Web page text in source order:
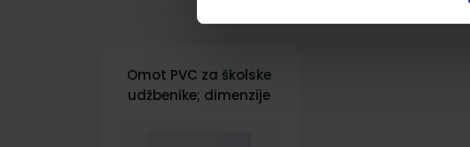
Omot PVC za školske
udžbenike; dimenzije